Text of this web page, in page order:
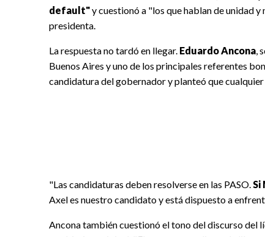
default"y cuestionó a "los que hablan de unidad y
presidenta.
La respuesta no tardó en llegar. Eduardo Ancona,
Buenos Aires y uno de los principales referentes
candidatura del gobernador y planteó que
"Las candidaturas deben resolverse en las PASO.Si
Axel es nuestro candidato y está dispuesto a
Ancona también cuestionó el tono del discurso del